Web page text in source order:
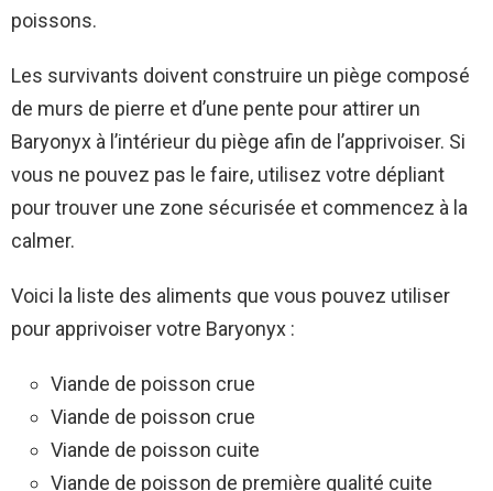
poissons.
Les survivants doivent construire un piège composé
de murs de pierre et d’une pente pour attirer un
Baryonyx à l’intérieur du piège afin de l’apprivoiser. Si
vous ne pouvez pas le faire, utilisez votre dépliant
pour trouver une zone sécurisée et commencez à la
calmer.
Voici la liste des aliments que vous pouvez utiliser
pour apprivoiser votre Baryonyx :
Viande de poisson crue
Viande de poisson crue
Viande de poisson cuite
Viande de poisson de première qualité cuite